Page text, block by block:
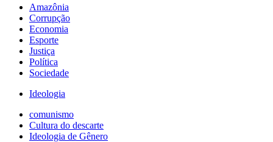
Amazônia
Corrupção
Economia
Esporte
Justiça
Política
Sociedade
Ideologia
comunismo
Cultura do descarte
Ideologia de Gênero